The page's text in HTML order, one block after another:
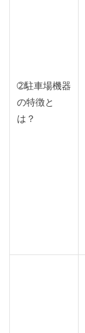
➁駐車場機器
の特徴と
は？